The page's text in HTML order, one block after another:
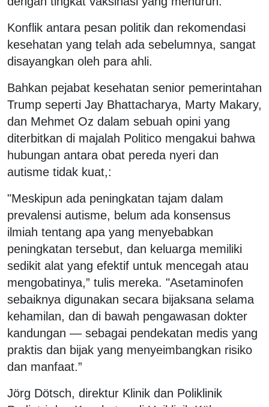
Konflik antara pesan politik dan rekomendasi
kesehatan yang telah ada sebelumnya, sangat
disayangkan oleh para ahli.
Bahkan pejabat kesehatan senior pemerintahan
Trump seperti Jay Bhattacharya, Marty Makary,
dan Mehmet Oz dalam sebuah opini yang
diterbitkan di majalah Politico mengakui bahwa
hubungan antara obat pereda nyeri dan
autisme tidak kuat,:
"Meskipun ada peningkatan tajam dalam
prevalensi autisme, belum ada konsensus
ilmiah tentang apa yang menyebabkan
peningkatan tersebut, dan keluarga memiliki
sedikit alat yang efektif untuk mencegah atau
mengobatinya,” tulis mereka. "Asetaminofen
sebaiknya digunakan secara bijaksana selama
kehamilan, dan di bawah pengawasan dokter
kandungan — sebagai pendekatan medis yang
praktis dan bijak yang menyeimbangkan risiko
dan manfaat.”
Jörg Dötsch, direktur Klinik dan Poliklinik